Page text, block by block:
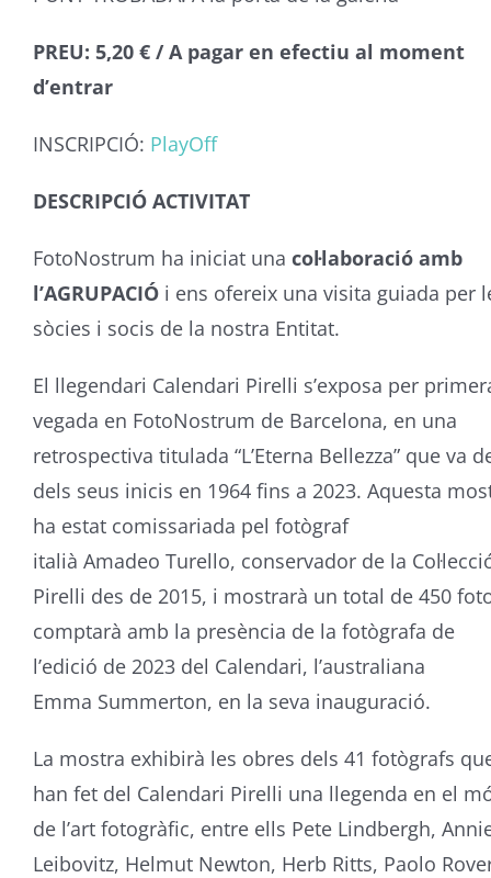
PREU: 5,20 € / A pagar en efectiu al moment
d’entrar
INSCRIPCIÓ: PlayOff
DESCRIPCIÓ ACTIVITAT
FotoNostrum ha iniciat una col·laboració amb
l’AGRUPACIÓi ens ofereix una visita guiada per
sòcies i socis de la nostra Entitat.
El llegendari Calendari Pirelli s’exposa per
vegada en FotoNostrum de Barcelona, en una
retrospectiva titulada “L’Eterna Bellezza”que va
dels seus inicis en 1964 fins a 2023. Aquesta
ha estat comissariada pel fotògraf
italià Amadeo Turello, conservador de la
Pirelli des de 2015, i mostrarà un total de 450
comptarà amb la presència de la fotògrafa de
l’edició de 2023 del Calendari, l’australiana
Emma Summerton, en la seva inauguració.
La mostra exhibirà les obres dels 41 fotògrafs
han fet del Calendari Pirelli una llegenda en el
de l’art fotogràfic, entre ells Pete Lindbergh,
Leibovitz, HelmutNewton, Herb Ritts, Paolo